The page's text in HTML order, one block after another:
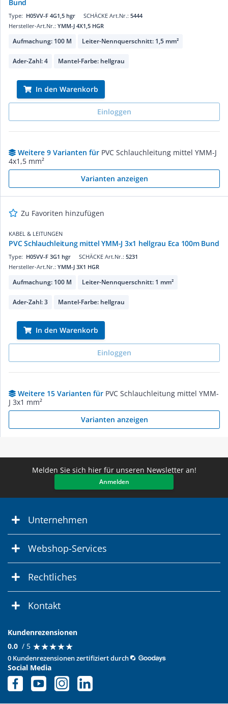
Bund
SCHÄCKE Art.Nr.: 5444
Type: H05VV-F 4G1,5 hgr
Hersteller-Art.Nr.: YMM-J 4X1,5 HGR
Aufmachung: 100 M Leiter-Nennquerschnitt: 1,5 mm²
Ader-Zahl: 4 Mantel-Farbe: hellgrau
In den Warenkorb
Einloggen
Weitere 9 Varianten für PVC Schlauchleitung mittel YMM-J
4x1,5 mm²
Varianten anzeigen
Zu Favoriten hinzufügen
KABEL & LEITUNGEN
PVC Schlauchleitung mittel YMM-J 3x1 hellgrau Eca 100m Bund
SCHÄCKE Art.Nr.: 5231
Type: H05VV-F 3G1 hgr
Hersteller-Art.Nr.: YMM-J 3X1 HGR
Aufmachung: 100 M Leiter-Nennquerschnitt: 1 mm²
Ader-Zahl: 3 Mantel-Farbe: hellgrau
In den Warenkorb
Einloggen
Weitere 15 Varianten für PVC Schlauchleitung mittel YMM-
J 3x1 mm²
Varianten anzeigen
Melden Sie sich hier für unseren Newsletter an!
Anmelden
Unternehmen
Webshop-Services
Rechtliches
Kontakt
Kundenrezensionen
0.0 / 5 ★★★★★
★★★★★
0 Kundenrezensionen zertifiziert durch
Social Media